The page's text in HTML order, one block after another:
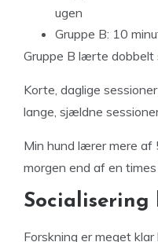
ugen
Gruppe B: 10
Gruppe B lærte dobbelt
Korte, daglige
lange, sjældne
Min hund lærer mere
morgen end af en
Forskning er meget